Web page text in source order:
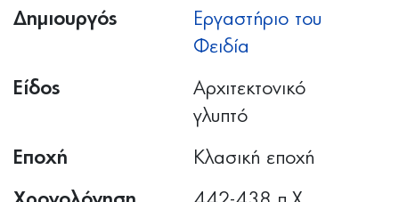
Δημιουργός
Εργαστήριο του
Φειδία
Είδος
Αρχιτεκτονικό
γλυπτό
Εποχή Κλασική εποχή